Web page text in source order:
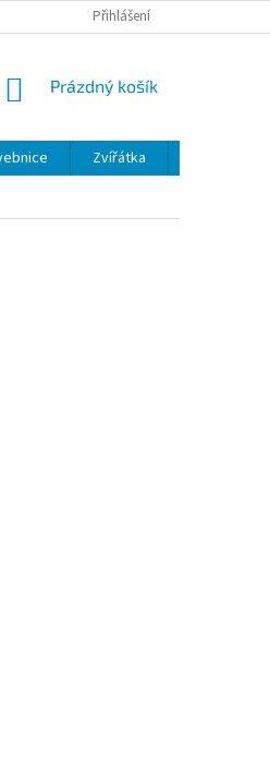
Přihlášení
NÁKUPNÍ
Prázdný košík
Zvířátka